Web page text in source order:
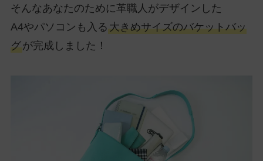
そんなあなたのために革職人がデザインした
A4やパソコンも入る大きめサイズのバケットバッ
グが完成しました！